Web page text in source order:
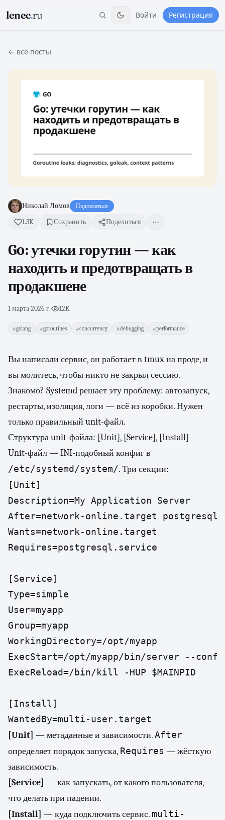
lenec.ru Войти Регистрация
← все посты
Николай Ломов Подписаться
1.3K Сохранить Поделиться
Go: утечки горутин — как
находить и предотвращать в
продакшене
1 марта 2026 г.· 12K
#golang #goroutines #concurrency #debugging #performance
Вы написали сервис, он работает в tmux на проде, и
вы молитесь, чтобы никто не закрыл сессию.
Знакомо? Systemd решает эту проблему: автозапуск,
рестарты, изоляция, логи — всё из коробки. Нужен
только правильный unit-файл.
Структура unit-файла: [Unit], [Service], [Install]
Unit-файл — INI-подобный конфиг в
/etc/systemd/system/. Три секции:
[Unit]
Description=My Application Server
After=network-online.target
Wants=network-online.target
Requires=postgresql.service
[Service]
Type=simple
User=myapp
Group=myapp
WorkingDirectory=/opt/myapp
ExecStart=/opt/myapp/bin/server --
ExecReload=/bin/kill -HUP $MAINPID
[Install]
WantedBy=multi-user.target
[Unit] — метаданные и зависимости.After
определяет порядок запуска, Requires — жёсткую
зависимость.
[Service] — как запускать, от какого пользователя,
что делать при падении.
[Install] — куда подключить сервис. multi-